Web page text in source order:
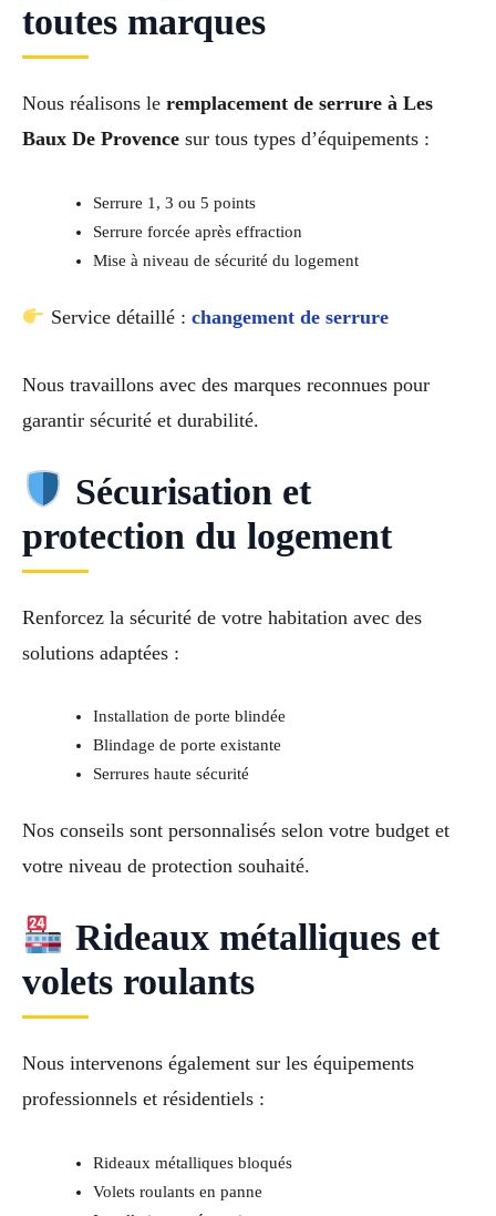
toutes marques
Nous réalisons le remplacement de serrure à Les
Baux De Provence sur tous types d’équipements :
Serrure 1, 3 ou 5 points
Serrure forcée après effraction
Mise à niveau de sécurité du logement
Service détaillé : changement de serrure
Nous travaillons avec des marques reconnues pour
garantir sécurité et durabilité.
Sécurisation et
protection du logement
Renforcez la sécurité de votre habitation avec des
solutions adaptées :
Installation de porte blindée
Blindage de porte existante
Serrures haute sécurité
Nos conseils sont personnalisés selon votre budget et
votre niveau de protection souhaité.
Rideaux métalliques et
volets roulants
Nous intervenons également sur les équipements
professionnels et résidentiels :
Rideaux métalliques bloqués
Volets roulants en panne